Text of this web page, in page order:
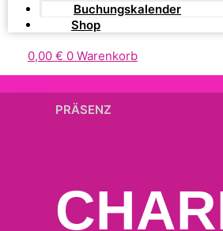
Buchungskalender
Shop
0,00 € 0 Warenkorb
PRÄSENZ